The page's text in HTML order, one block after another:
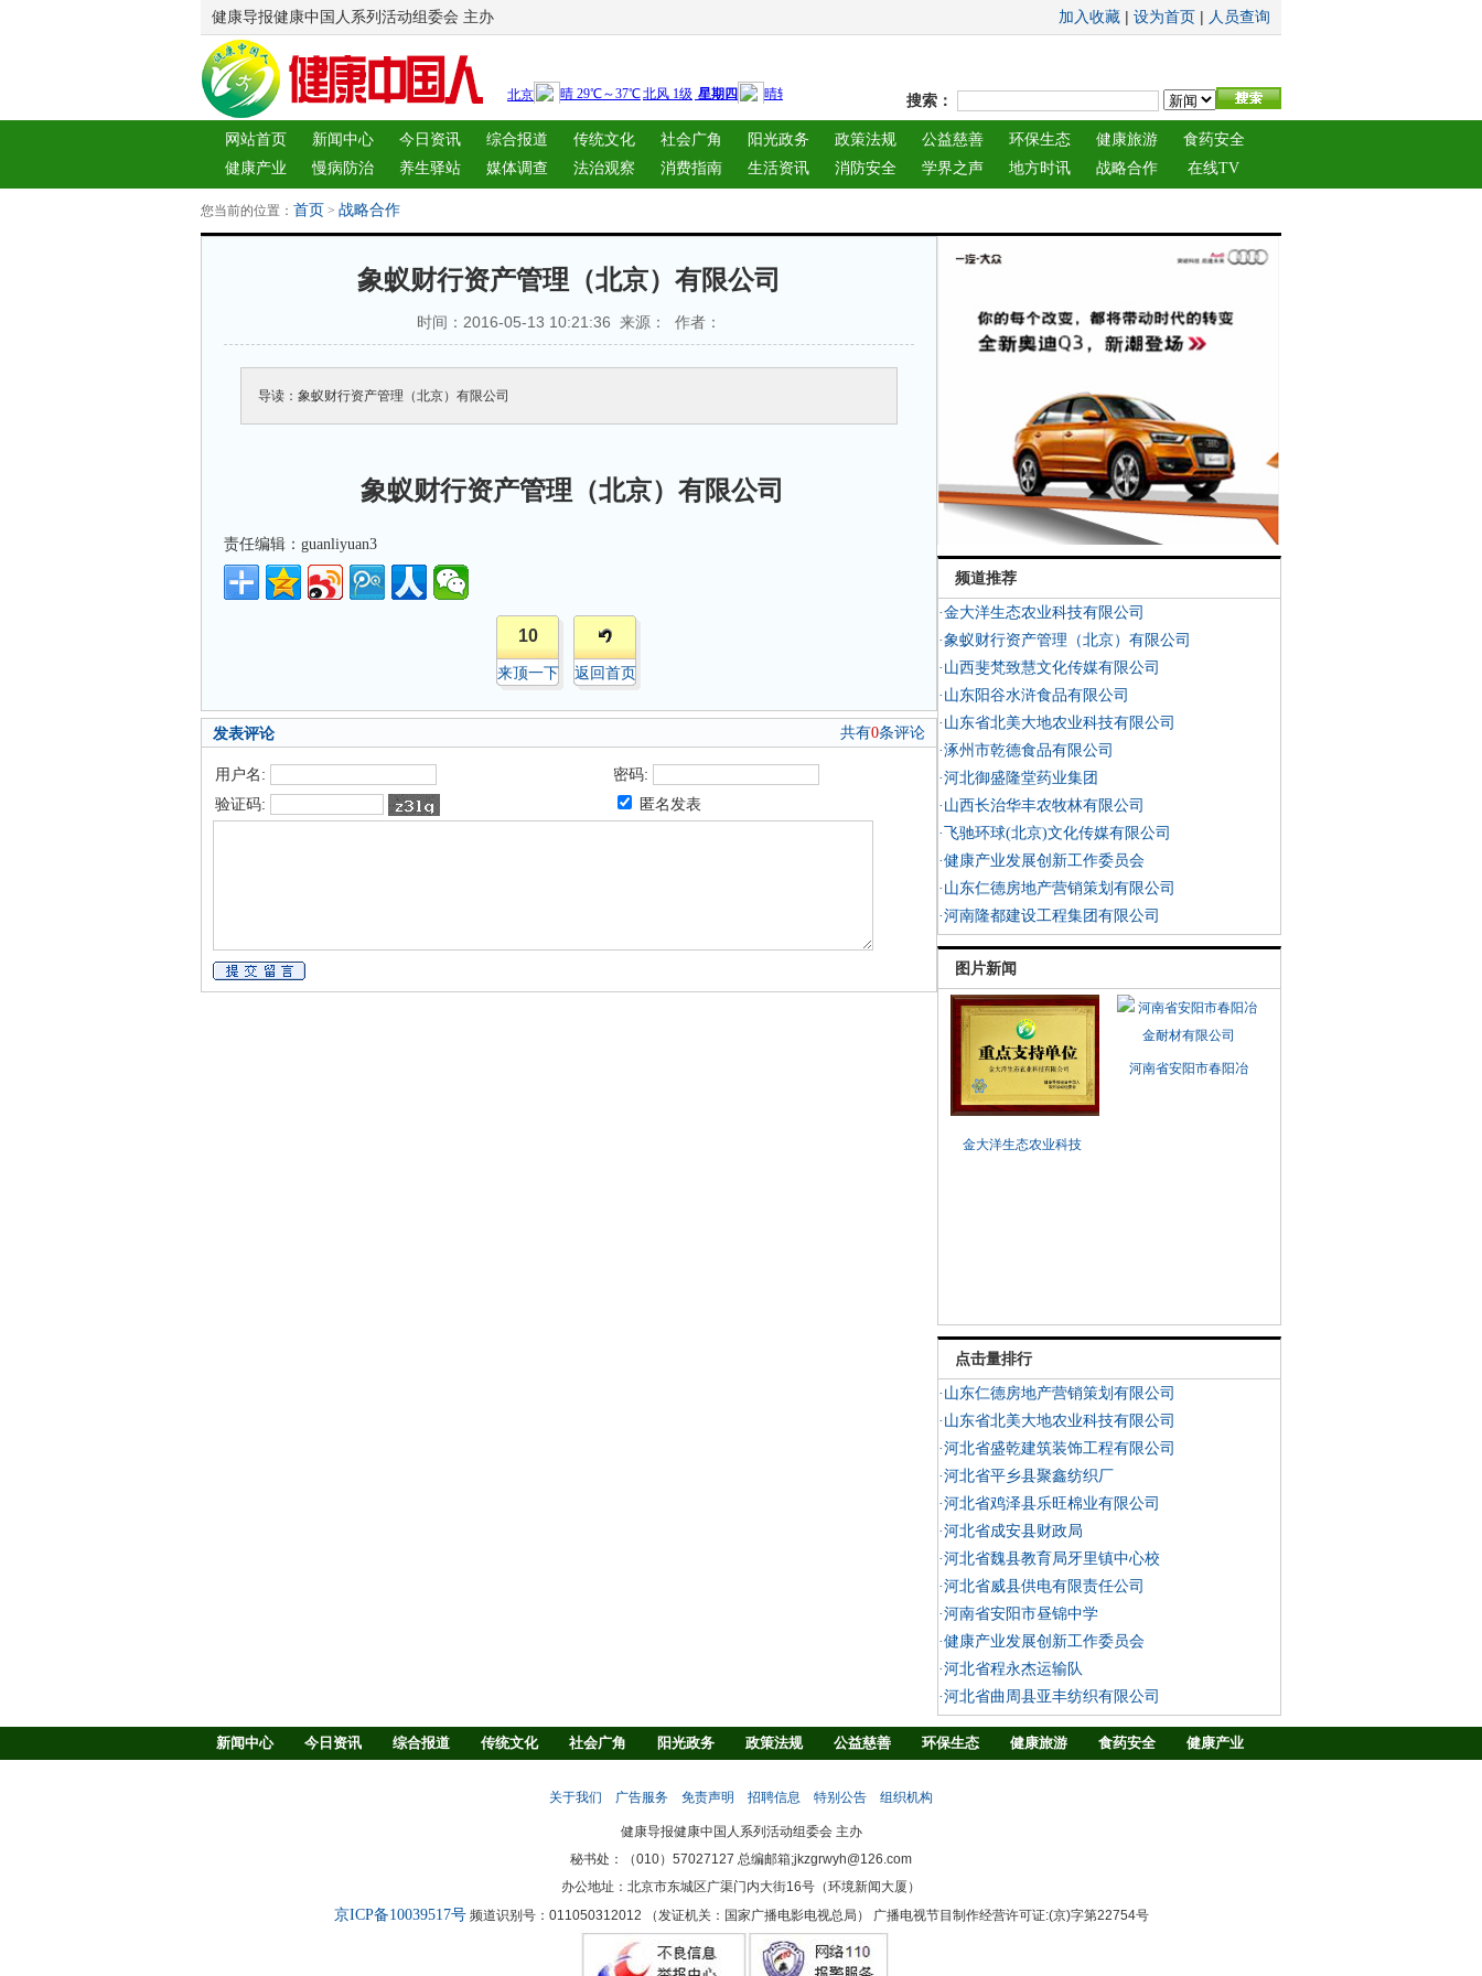
健康导报健康中国人系列活动组委会 主办 加入收藏 | 设为首页 | 人员查询
搜索：
网站首页 新闻中心 今日资讯 综合报道 传统文化 社会广角 阳光政务 政策法规 公益慈善 环保生态 健康旅游
食药安全
健康产业
慢病防治 养生驿站 媒体调查 法治观察 消费指南 生活资讯 消防安全 学界之声 地方时讯 战略合作
在线TV
您当前的位置： 首页 > 战略合作
象蚁财行资产管理（北京）有限公司
时间：2016-05-13 10:21:36 来源： 作者：
导读：象蚁财行资产管理（北京）有限公司
象蚁财行资产管理（北京）有限公司
责任编辑：guanliyuan3
10
来顶一下 返回首页
发表评论 共有0条评论
用户名:
密码:
验证码:
匿名发表
频道推荐
·金大洋生态农业科技有限公司
·象蚁财行资产管理（北京）有限公司
·山西斐梵致慧文化传媒有限公司
·山东阳谷水浒食品有限公司
·山东省北美大地农业科技有限公司
·涿州市乾德食品有限公司
·河北御盛隆堂药业集团
·山西长治华丰农牧林有限公司
·飞驰环球(北京)文化传媒有限公司
·健康产业发展创新工作委员会
·山东仁德房地产营销策划有限公司
·河南隆都建设工程集团有限公司
图片新闻
金大洋生态农业科技
河南省安阳市春阳冶
点击量排行
·山东仁德房地产营销策划有限公司
·山东省北美大地农业科技有限公司
·河北省盛乾建筑装饰工程有限公司
·河北省平乡县聚鑫纺织厂
·河北省鸡泽县乐旺棉业有限公司
·河北省成安县财政局
·河北省魏县教育局牙里镇中心校
·河北省威县供电有限责任公司
·河南省安阳市昼锦中学
·健康产业发展创新工作委员会
·河北省程永杰运输队
·河北省曲周县亚丰纺织有限公司
新闻中心 今日资讯 综合报道 传统文化 社会广角 阳光政务 政策法规 公益慈善 环保生态 健康旅游 食药安全
健康产业
关于我们 广告服务 免责声明 招聘信息 特别公告 组织机构
健康导报健康中国人系列活动组委会 主办
秘书处：（010）57027127 总编邮箱;jkzgrwyh@126.com
办公地址：北京市东城区广渠门内大街16号（环境新闻大厦）
京ICP备10039517号频道识别号：011050312012 （发证机关：国家广播电影电视总局） 广播电视节目制作经营许可证:(京)字第22754号